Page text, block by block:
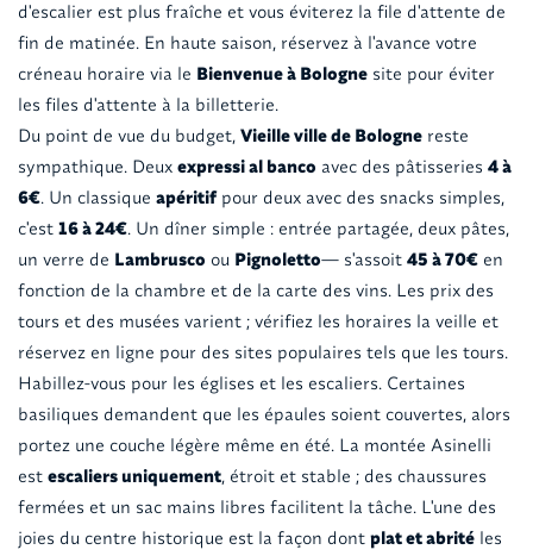
d'escalier est plus fraîche et vous éviterez la file d'attente de
fin de matinée. En haute saison, réservez à l'avance votre
créneau horaire via le Bienvenue à Bolognesite pour éviter
les files d'attente à la billetterie.
Du point de vue du budget, Vieille ville de Bolognereste
sympathique. Deux expressi al banco avec des pâtisseries 4 à
6€. Un classique apéritifpour deux avec des snacks simples,
c'est 16 à 24€. Un dîner simple : entrée partagée, deux pâtes,
un verre de Lambrusco ou Pignoletto— s'assoit 45 à 70€en
fonction de la chambre et de la carte des vins. Les prix des
tours et des musées varient ; vérifiez les horaires la veille et
réservez en ligne pour des sites populaires tels que les tours.
Habillez-vous pour les églises et les escaliers. Certaines
basiliques demandent que les épaules soient couvertes, alors
portez une couche légère même en été. La montée Asinelli
est escaliers uniquement, étroit et stable ; des chaussures
fermées et un sac mains libres facilitent la tâche. L'une des
joies du centre historique est la façon dont plat et abritéles